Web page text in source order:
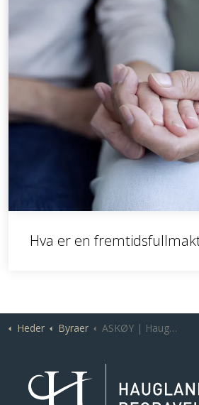
Hva er en
Heder Byraer ASKØY | Hauglandshella Begravelsesbyrå